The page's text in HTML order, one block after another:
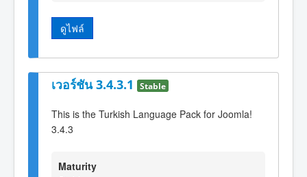
ดูไฟล์
เวอร์ชัน 3.4.3.1 Stable
This is the Turkish Language Pack for Joomla!
3.4.3
Maturity